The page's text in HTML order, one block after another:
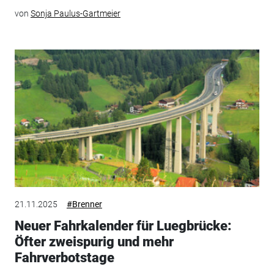
von Sonja Paulus-Gartmeier
21.11.2025 #Brenner
Neuer Fahrkalender für Luegbrücke:
Öfter zweispurig und mehr
Fahrverbotstage